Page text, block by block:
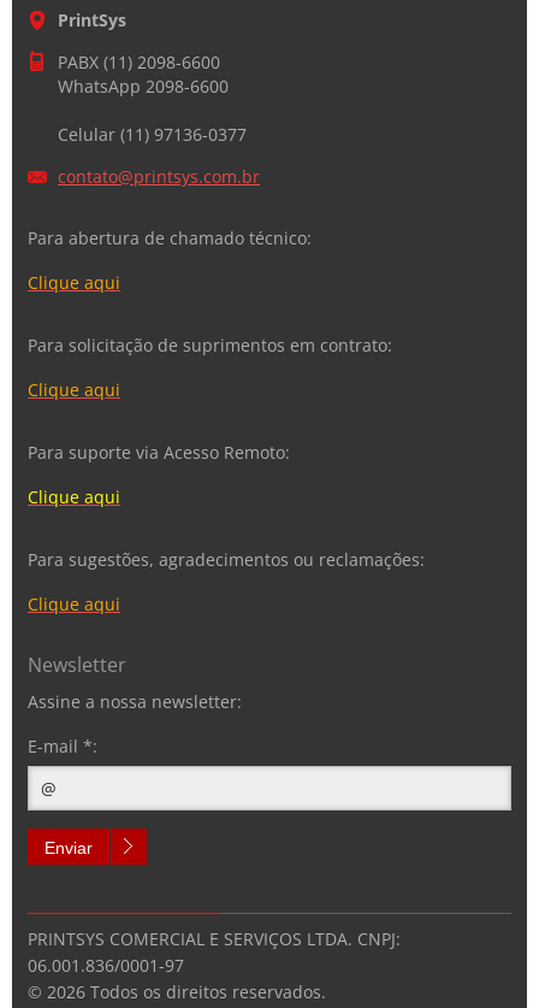
PrintSys
PABX (11) 2098-6600
WhatsApp 2098-6600
Celular (11) 97136-0377
contato@printsys.com.br
Para abertura de chamado técnico:
Clique aqui
Para solicitação de suprimentos em contrato:
Clique aqui
Para suporte via Acesso Remoto:
Clique aqui
Para sugestões, agradecimentos ou reclamações:
Clique aqui
Newsletter
Assine a nossa newsletter:
E-mail *:
Enviar
PRINTSYS COMERCIAL E SERVIÇOS LTDA. CNPJ:
06.001.836/0001-97
© 2026 Todos os direitos reservados.